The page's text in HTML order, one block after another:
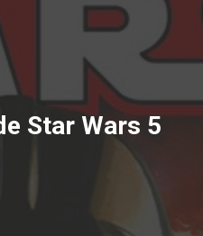
Star Wars 5